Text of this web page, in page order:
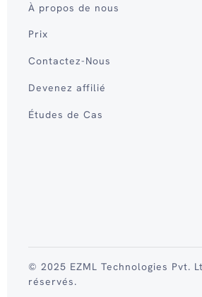
À propos de nous
Prix
Contactez-Nous
Devenez affilié
Études de Cas
© 2025 EZML Technologies Pvt.
réservés.